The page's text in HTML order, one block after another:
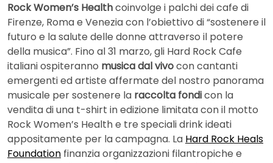
Rock Women’s Healthcoinvolge i palchi dei cafe di
Firenze, Roma e Venezia con l’obiettivo di “sostenere il
futuro e la salute delle donne attraverso il potere
della musica”. Fino al 31 marzo, gli Hard Rock Cafe
italiani ospiteranno musica dal vivocon cantanti
emergenti ed artiste affermate del nostro panorama
musicale per sostenere la raccolta fondicon la
vendita di una t-shirt in edizione limitata con il motto
Rock Women’s Health e tre speciali drink ideati
appositamente per la campagna. La Hard Rock Heals
Foundation finanzia organizzazioni filantropiche e